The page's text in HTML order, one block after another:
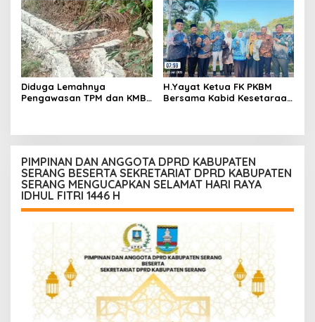
Dahu Desa Awilega
namun Mengaburkan Fakta
Harus Terima
Konsekuensinya
Diduga Lemahnya
Pengawasan TPM dan KMB
Spesifikasi
H.Yayat Ketua FK PKBM
Bersama Kabid Kesetaraan
PIMPINAN DAN ANGGOTA DPRD KABUPATEN
SERANG BESERTA SEKRETARIAT DPRD KABUPATEN
SERANG MENGUCAPKAN SELAMAT HARI RAYA
IDHUL FITRI 1446 H